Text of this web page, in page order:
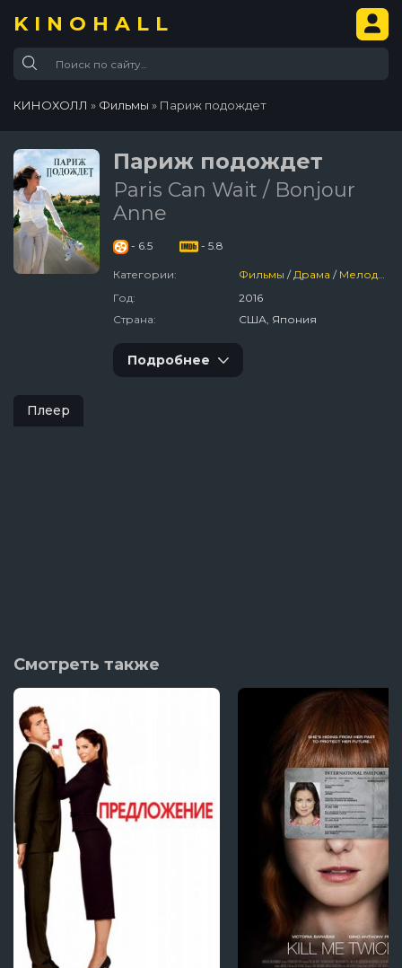
KINOHALL
КИНОХОЛЛ » Фильмы » Париж подождет
Париж подождет
Paris Can Wait / Bonjour
Anne
- 6.5 - 5.8
Категории: Фильмы /Драма / Мелодрама
Год:
2016
Страна:
США, Япония
Подробнее
Плеер
Смотреть также